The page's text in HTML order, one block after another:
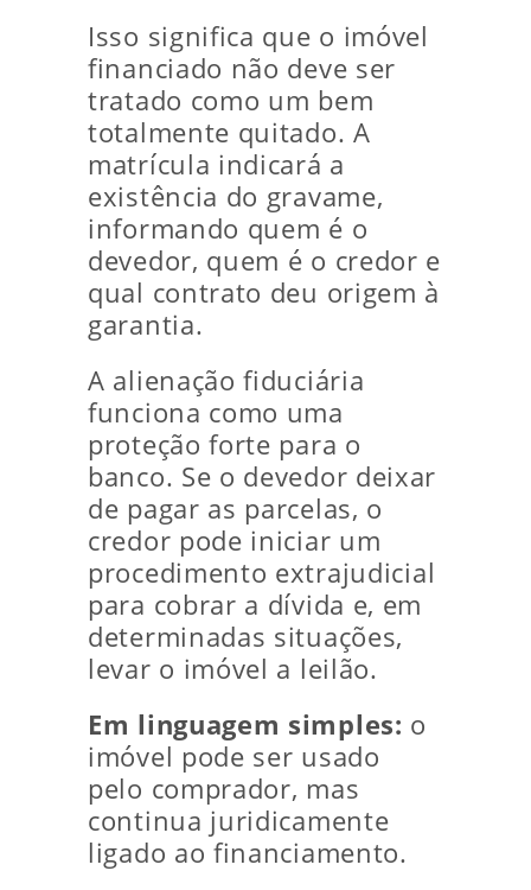
Isso significa que o imóvel
financiado não deve ser
tratado como um bem
totalmente quitado. A
matrícula indicará a
existência do gravame,
informando quem é o
devedor, quem é o credor e
qual contrato deu origem à
garantia.
A alienação fiduciária
funciona como uma
proteção forte para o
banco. Se o devedor deixar
de pagar as parcelas, o
credor pode iniciar um
procedimento extrajudicial
para cobrar a dívida e, em
determinadas situações,
levar o imóvel a leilão.
Em linguagem simples: o
imóvel pode ser usado
pelo comprador, mas
continua juridicamente
ligado ao financiamento.